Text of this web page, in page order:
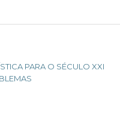
PARA O SÉCULO XXI